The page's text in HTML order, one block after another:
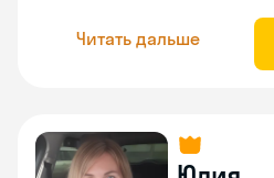
Читать дальше